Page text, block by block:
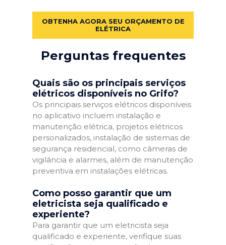
OBTENHA AGORA SEU ORÇAMENTO DE
ELÉTRICA
Perguntas frequentes
Quais são os principais serviços
elétricos disponíveis no Grifo?
Os principais serviços elétricos disponíveis
no aplicativo incluem instalação e
manutenção elétrica, projetos elétricos
personalizados, instalação de sistemas de
segurança residencial, como câmeras de
vigilância e alarmes, além de manutenção
preventiva em instalações elétricas.
Como posso garantir que um
eletricista seja qualificado e
experiente?
Para garantir que um eletricista seja
qualificado e experiente, verifique suas